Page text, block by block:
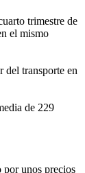
trimestre de
el mismo
del transporte en
de 229
unos precios